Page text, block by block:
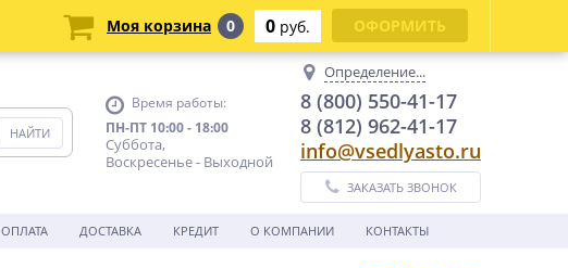
Время работы:
ПН-ПТ 10:00 - 18:00
Суббота,
Воскресенье - Выходной
Определение...
8 (800) 550-41-17
8 (812) 962-41-17
info@vsedlyasto.ru
ЗАКАЗАТЬ ЗВОНОК
ОПЛАТА ДОСТАВКА КРЕДИТ О КОМПАНИИ КОНТАКТЫ
Моя корзина 0 0 руб. ОФОРМИТЬ